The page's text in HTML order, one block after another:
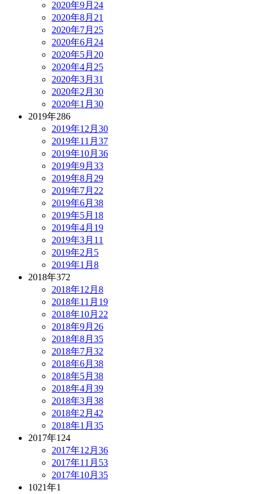
2020年9月 24
2020年8月 21
2020年7月 25
2020年6月 24
2020年5月 20
2020年4月 25
2020年3月 31
2020年2月 30
2020年1月 30
2019年286
2019年12月 30
2019年11月 37
2019年10月 36
2019年9月 33
2019年8月 29
2019年7月 22
2019年6月 38
2019年5月 18
2019年4月 19
2019年3月 11
2019年2月 5
2019年1月 8
2018年372
2018年12月 8
2018年11月 19
2018年10月 22
2018年9月 26
2018年8月 35
2018年7月 32
2018年6月 38
2018年5月 38
2018年4月 39
2018年3月 38
2018年2月 42
2018年1月 35
2017年124
2017年12月 36
2017年11月 53
2017年10月 35
1021年1